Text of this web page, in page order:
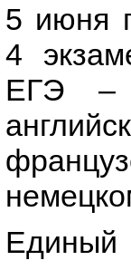
5 июня
4
ЕГЭ –
Единый